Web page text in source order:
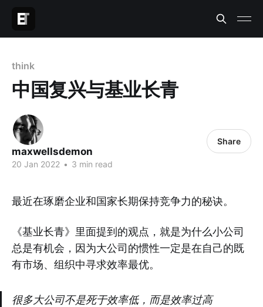
think
中国复兴与基业长青
maxwellsdemon
20 Jan 2022 • 3 min read
Share
最近在琢磨企业和国家长期保持竞争力的秘诀。
《基业长青》里面提到的观点，就是为什么小公司
总是有机会，因为大公司的惯性一定是在自己的既
有市场、组织中寻求效率最优。
很多大公司不是死于效率低，而是效率过高